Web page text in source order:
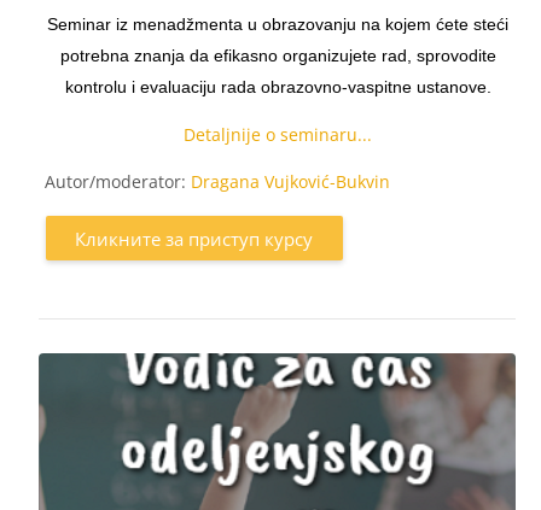
Seminar iz menadžmenta u obrazovanju na kojem ćete steći
potrebna znanja da efikasno organizujete rad, sprovodite
kontrolu i evaluaciju rada obrazovno-vaspitne ustanove.
Detaljnije o seminaru...
Autor/moderator: Dragana Vujković-Bukvin
Кликните за приступ курсу